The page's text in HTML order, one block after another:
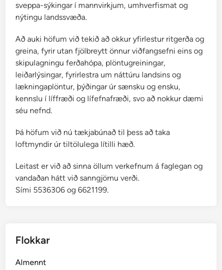
t
e
i
n
d
ó
s
o
–
A
sveppa-sýkingar í mannvirkjum, umhverfismat og
nýtingu landssvæða.
Að auki höfum við tekið að okkur yfirlestur ritgerða og
greina, fyrir utan fjölbreytt önnur viðfangsefni eins og
skipulagningu ferðahópa, plöntugreiningar,
leiðarlýsingar, fyrirlestra um náttúru landsins og
lækningaplöntur, þýðingar úr sænsku og ensku,
kennslu í líffræði og lífefnafræði, svo að nokkur dæmi
séu nefnd.
Þá höfum við nú tækjabúnað til þess að taka
loftmyndir úr tiltölulega lítilli hæð.
Leitast er við að sinna öllum verkefnum á faglegan og
vandaðan hátt við sanngjörnu verði.
Sími 5536306 og 6621199.
Flokkar
Almennt